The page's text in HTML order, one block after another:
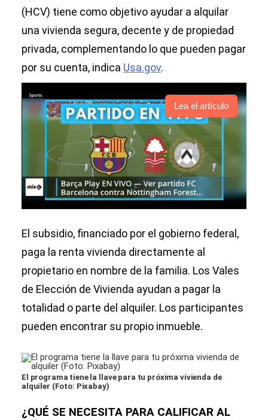
(HCV) tiene como objetivo ayudar a alquilar
una vivienda segura, decente y de propiedad
privada, complementando lo que pueden pagar
por su cuenta, indica Usa.gov.
Lea el artículo
El subsidio, financiado por el gobierno federal,
paga la renta vivienda directamente al
propietario en nombre de la familia. Los Vales
de Elección de Vivienda ayudan a pagar la
totalidad o parte del alquiler. Los participantes
pueden encontrar su propio inmueble.
El programa tiene la llave para tu próxima vivienda de
alquiler (Foto: Pixabay)
¿QUÉ SE NECESITA PARA CALIFICAR AL